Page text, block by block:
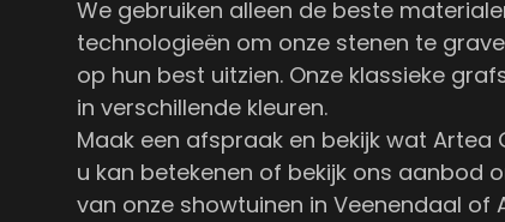
We gebruiken alleen de beste
technologieën om onze stenen te
op hun best uitzien. Onze klassieke
in verschillende kleuren.
Maak een afspraak en bekijk wat
u kan betekenen of bekijk ons aanbod
van onze showtuinen in Veenendaal of